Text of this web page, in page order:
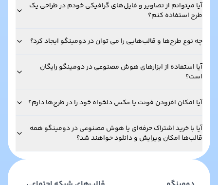
آیا میتوانم از تصاویر و فایل‌های گرافیکی خودم در طراحی یک
طرح استفاده کنم؟
چه نوع طرح‌ها و قالب‌هایی را می توان در دومینگو ایجاد کرد؟
آیا استفاده از ابزارهای هوش مصنوعی در دومینگو رایگان
است؟
آیا امکان افزودن فونت یا عکس دلخواه خود را در طرح‌ها دارم؟
آیا با خرید اشتراک حرفه‌ای یا هوش مصنوعی در دومینگو همه
قالب‌ها امکان ویرایش و دانلود خواهند شد؟